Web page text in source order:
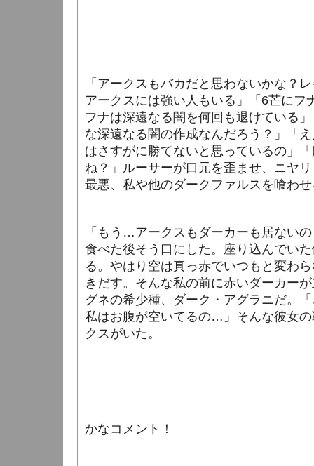
「アークスもバカだと思わないかな？
アークスには強い人もいる」「6芒に
フナは深遠なる闇を何回も退けている
な深遠なる闇の作成なんだろう？」「
はさすがに勝てないと思っているの」
ね？」ルーサーが口元を歪ませ、ニヤ
最悪、私や他のダークファルスを喰わ
「もう…アークスもダーカーも居ない
食べた後そう口にした。座り込んでい
る。やはり空は真っ赤でいつもと変わ
きだす。そんな私の前に赤いダーカー
グネの希少種、ダーク・アグラニだ。
私はお腹が空いてるの…」そんな彼女
クスがいた。
かなコメント！